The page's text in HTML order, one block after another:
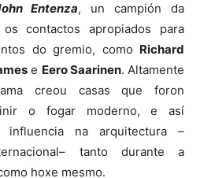
Entenza, un campión da
contactos apropiados para
do gremio, como Richard
e Eero Saarinen. Altamente
creou casas que foron
o fogar moderno, e así
na arquitectura –
tanto durante a
hoxe mesmo.